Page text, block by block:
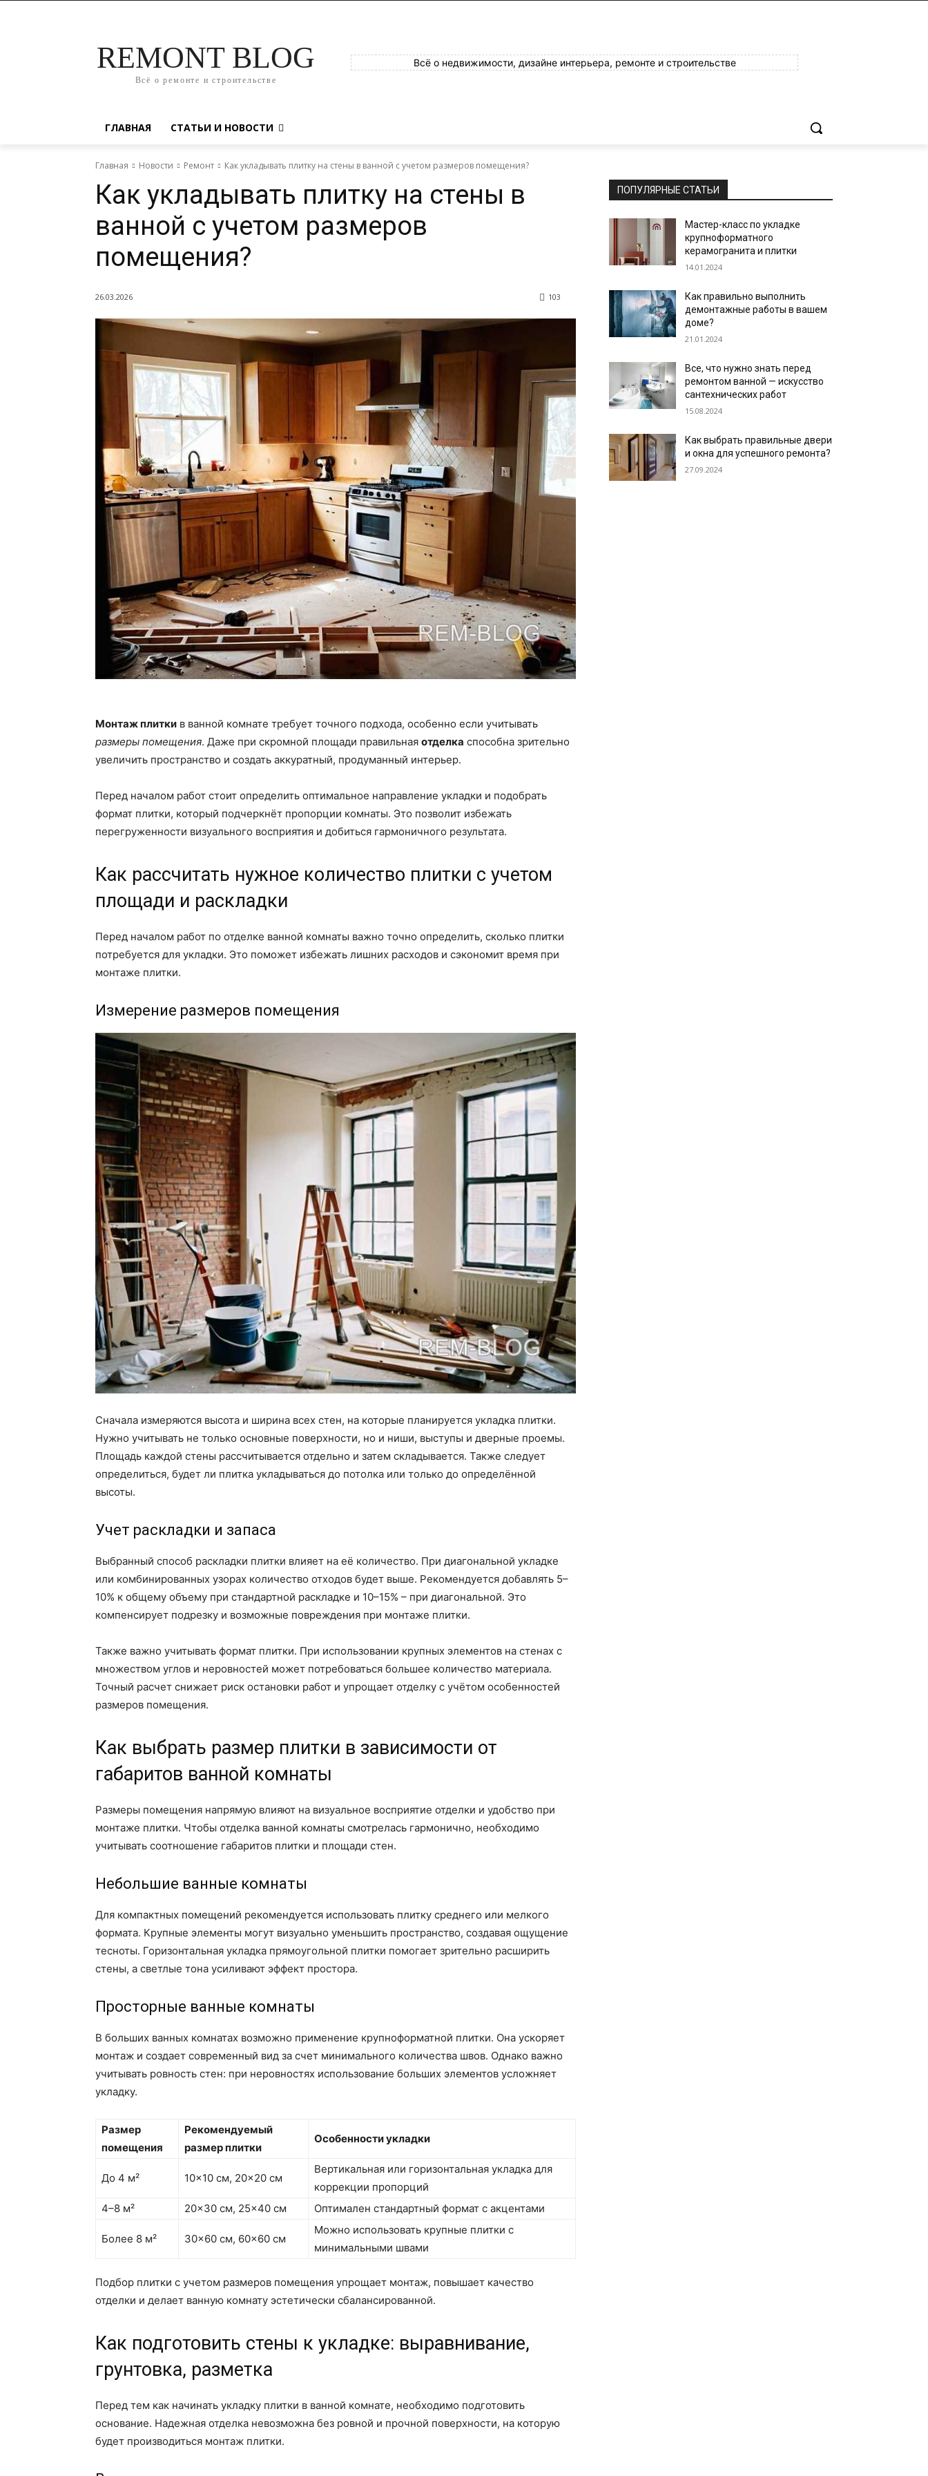
REMONT BLOG
Всё о ремонте и строительстве
Всё о недвижимости, дизайне интерьера, ремонте и строительстве
ГЛАВНАЯ СТАТЬИ И НОВОСТИ
Главная Новости Ремонт Как укладывать плитку на стены в ванной с учетом размеров помещения?
Как укладывать плитку на стены в
ванной с учетом размеров
помещения?
26.03.2026 103
Монтаж плитки в ванной комнате требует точного подхода, особенно если учитывать
размеры помещения. Даже при скромной площади правильная отделка способна зрительно
увеличить пространство и создать аккуратный, продуманный интерьер.
Перед началом работ стоит определить оптимальное направление укладки и подобрать
формат плитки, который подчеркнёт пропорции комнаты. Это позволит избежать
перегруженности визуального восприятия и добиться гармоничного результата.
Как рассчитать нужное количество плитки с учетом
площади и раскладки
Перед началом работ по отделке ванной комнаты важно точно определить, сколько плитки
потребуется для укладки. Это поможет избежать лишних расходов и сэкономит время при
монтаже плитки.
Измерение размеров помещения
Сначала измеряются высота и ширина всех стен, на которые планируется укладка плитки.
Нужно учитывать не только основные поверхности, но и ниши, выступы и дверные проемы.
Площадь каждой стены рассчитывается отдельно и затем складывается. Также следует
определиться, будет ли плитка укладываться до потолка или только до определённой
высоты.
Учет раскладки и запаса
Выбранный способ раскладки плитки влияет на её количество. При диагональной укладке
или комбинированных узорах количество отходов будет выше. Рекомендуется добавлять 5–
10% к общему объему при стандартной раскладке и 10–15% – при диагональной. Это
компенсирует подрезку и возможные повреждения при монтаже плитки.
Также важно учитывать формат плитки. При использовании крупных элементов на стенах с
множеством углов и неровностей может потребоваться большее количество материала.
Точный расчет снижает риск остановки работ и упрощает отделку с учётом особенностей
размеров помещения.
Как выбрать размер плитки в зависимости от
габаритов ванной комнаты
Размеры помещения напрямую влияют на визуальное восприятие отделки и удобство при
монтаже плитки. Чтобы отделка ванной комнаты смотрелась гармонично, необходимо
учитывать соотношение габаритов плитки и площади стен.
Небольшие ванные комнаты
Для компактных помещений рекомендуется использовать плитку среднего или мелкого
формата. Крупные элементы могут визуально уменьшить пространство, создавая ощущение
тесноты. Горизонтальная укладка прямоугольной плитки помогает зрительно расширить
стены, а светлые тона усиливают эффект простора.
Просторные ванные комнаты
В больших ванных комнатах возможно применение крупноформатной плитки. Она ускоряет
монтаж и создает современный вид за счет минимального количества швов. Однако важно
учитывать ровность стен: при неровностях использование больших элементов усложняет
укладку.
Размер
помещения
Рекомендуемый
размер плитки
Особенности укладки
До 4 м² 10×10 см, 20×20 см
Вертикальная или горизонтальная укладка для
коррекции пропорций
4–8 м²
20×30 см, 25×40 см Оптимален стандартный формат с акцентами
Более 8 м² 30×60 см, 60×60 см
Можно использовать крупные плитки с
минимальными швами
Подбор плитки с учетом размеров помещения упрощает монтаж, повышает качество
отделки и делает ванную комнату эстетически сбалансированной.
Как подготовить стены к укладке: выравнивание,
грунтовка, разметка
Перед тем как начинать укладку плитки в ванной комнате, необходимо подготовить
основание. Надежная отделка невозможна без ровной и прочной поверхности, на которую
будет производиться монтаж плитки.
ПОПУЛЯРНЫЕ СТАТЬИ
Мастер-класс по укладке
крупноформатного
керамогранита и плитки
14.01.2024
Как правильно выполнить
демонтажные работы в вашем
доме?
21.01.2024
Все, что нужно знать перед
ремонтом ванной — искусство
сантехнических работ
15.08.2024
Как выбрать правильные двери
и окна для успешного ремонта?
27.09.2024